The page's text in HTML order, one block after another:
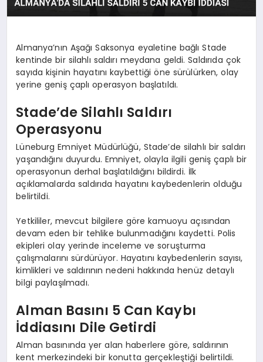
Almanya’nın Aşağı Saksonya eyaletine bağlı Stade
kentinde bir silahlı saldırı meydana geldi. Saldırıda çok
sayıda kişinin hayatını kaybettiği öne sürülürken, olay
yerine geniş çaplı operasyon başlatıldı.
Stade’de Silahlı Saldırı
Operasyonu
Lüneburg Emniyet Müdürlüğü, Stade’de silahlı bir saldırı
yaşandığını duyurdu. Emniyet, olayla ilgili geniş çaplı bir
operasyonun derhal başlatıldığını bildirdi. İlk
açıklamalarda saldırıda hayatını kaybedenlerin olduğu
belirtildi.
Yetkililer, mevcut bilgilere göre kamuoyu açısından
devam eden bir tehlike bulunmadığını kaydetti. Polis
ekipleri olay yerinde inceleme ve soruşturma
çalışmalarını sürdürüyor. Hayatını kaybedenlerin sayısı,
kimlikleri ve saldırının nedeni hakkında henüz detaylı
bilgi paylaşılmadı.
Alman Basını 5 Can Kaybı
İddiasını Dile Getirdi
Alman basınında yer alan haberlere göre, saldırının
kent merkezindeki bir konutta gerçekleştiği belirtildi.